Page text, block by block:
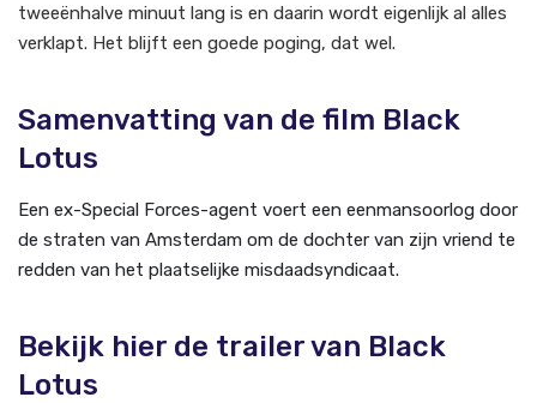
tweeënhalve minuut lang is en daarin wordt eigenlijk al alles
verklapt. Het blijft een goede poging, dat wel.
Samenvatting van de film Black
Lotus
Een ex-Special Forces-agent voert een eenmansoorlog door
de straten van Amsterdam om de dochter van zijn vriend te
redden van het plaatselijke misdaadsyndicaat.
Bekijk hier de trailer van Black
Lotus